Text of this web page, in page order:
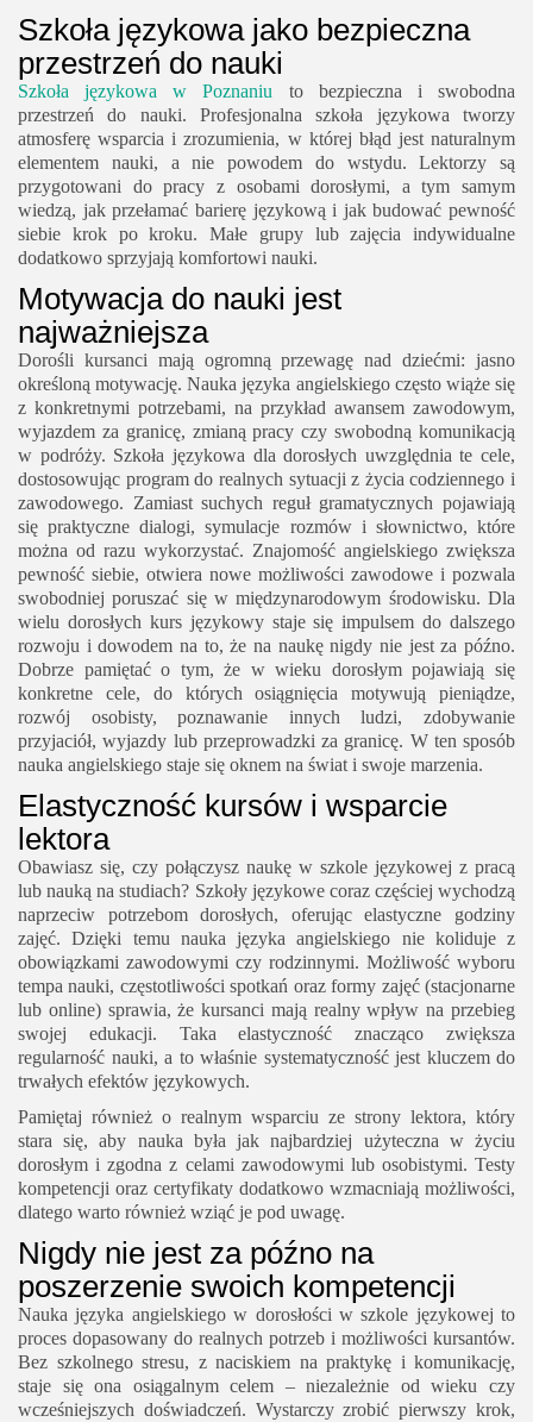
Szkoła językowa jako bezpieczna
przestrzeń do nauki
Szkoła językowa w Poznaniu to bezpieczna i swobodna
przestrzeń do nauki. Profesjonalna szkoła językowa tworzy
atmosferę wsparcia i zrozumienia, w której błąd jest naturalnym
elementem nauki, a nie powodem do wstydu. Lektorzy są
przygotowani do pracy z osobami dorosłymi, a tym samym
wiedzą, jak przełamać barierę językową i jak budować pewność
siebie krok po kroku. Małe grupy lub zajęcia indywidualne
dodatkowo sprzyjają komfortowi nauki.
Motywacja do nauki jest
najważniejsza
Dorośli kursanci mają ogromną przewagę nad dziećmi: jasno
określoną motywację. Nauka języka angielskiego często wiąże się
z konkretnymi potrzebami, na przykład awansem zawodowym,
wyjazdem za granicę, zmianą pracy czy swobodną komunikacją
w podróży. Szkoła językowa dla dorosłych uwzględnia te cele,
dostosowując program do realnych sytuacji z życia codziennego i
zawodowego. Zamiast suchych reguł gramatycznych pojawiają
się praktyczne dialogi, symulacje rozmów i słownictwo, które
można od razu wykorzystać. Znajomość angielskiego zwiększa
pewność siebie, otwiera nowe możliwości zawodowe i pozwala
swobodniej poruszać się w międzynarodowym środowisku. Dla
wielu dorosłych kurs językowy staje się impulsem do dalszego
rozwoju i dowodem na to, że na naukę nigdy nie jest za późno.
Dobrze pamiętać o tym, że w wieku dorosłym pojawiają się
konkretne cele, do których osiągnięcia motywują pieniądze,
rozwój osobisty, poznawanie innych ludzi, zdobywanie
przyjaciół, wyjazdy lub przeprowadzki za granicę. W ten sposób
nauka angielskiego staje się oknem na świat i swoje marzenia.
Elastyczność kursów i wsparcie
lektora
Obawiasz się, czy połączysz naukę w szkole językowej z pracą
lub nauką na studiach? Szkoły językowe coraz częściej wychodzą
naprzeciw potrzebom dorosłych, oferując elastyczne godziny
zajęć. Dzięki temu nauka języka angielskiego nie koliduje z
obowiązkami zawodowymi czy rodzinnymi. Możliwość wyboru
tempa nauki, częstotliwości spotkań oraz formy zajęć (stacjonarne
lub online) sprawia, że kursanci mają realny wpływ na przebieg
swojej edukacji. Taka elastyczność znacząco zwiększa
regularność nauki, a to właśnie systematyczność jest kluczem do
trwałych efektów językowych.
Pamiętaj również o realnym wsparciu ze strony lektora, który
stara się, aby nauka była jak najbardziej użyteczna w życiu
dorosłym i zgodna z celami zawodowymi lub osobistymi. Testy
kompetencji oraz certyfikaty dodatkowo wzmacniają możliwości,
dlatego warto również wziąć je pod uwagę.
Nigdy nie jest za późno na
poszerzenie swoich kompetencji
Nauka języka angielskiego w dorosłości w szkole językowej to
proces dopasowany do realnych potrzeb i możliwości kursantów.
Bez szkolnego stresu, z naciskiem na praktykę i komunikację,
staje się ona osiągalnym celem – niezależnie od wieku czy
wcześniejszych doświadczeń. Wystarczy zrobić pierwszy krok,